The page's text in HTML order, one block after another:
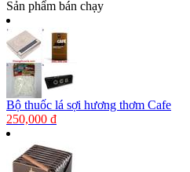
Sản phẩm bán chạy
Bộ thuốc lá sợi hương thơm Cafe
250,000 đ